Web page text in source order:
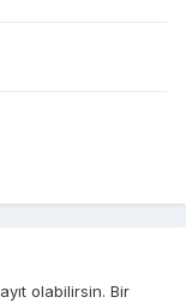
olabilirsin. Bir